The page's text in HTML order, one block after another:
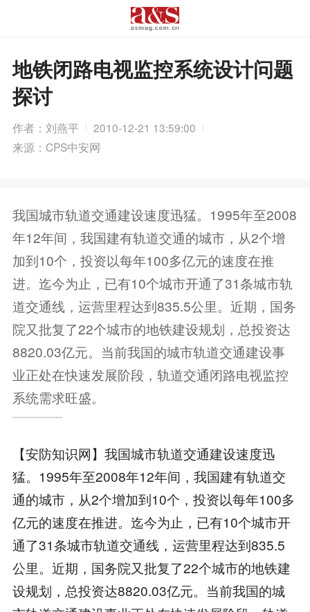
地铁闭路电视监控系统设计问题
探讨
作者：刘燕平
2010-12-21 13:59:00
来源：CPS中安网
我国城市轨道交通建设速度迅猛。1995年至2008
年12年间，我国建有轨道交通的城市，从2个增
加到10个，投资以每年100多亿元的速度在推
进。迄今为止，已有10个城市开通了31条城市轨
道交通线，运营里程达到835.5公里。近期，国务
院又批复了22个城市的地铁建设规划，总投资达
8820.03亿元。当前我国的城市轨道交通建设事
业正处在快速发展阶段，轨道交通闭路电视监控
系统需求旺盛。
【安防知识网】我国城市轨道交通建设速度迅
猛。1995年至2008年12年间，我国建有轨道交
通的城市，从2个增加到10个，投资以每年100多
亿元的速度在推进。迄今为止，已有10个城市开
通了31条城市轨道交通线，运营里程达到835.5
公里。近期，国务院又批复了22个城市的地铁建
设规划，总投资达8820.03亿元。当前我国的城